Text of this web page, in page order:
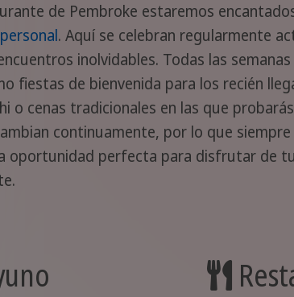
de Pembroke estaremos
. Aquí se celebran regularmente
inolvidables. Todas las
fiestas de bienvenida para los recién
o cenas tradicionales en las que
continuamente, por lo que
oportunidad perfecta para disfrutar de